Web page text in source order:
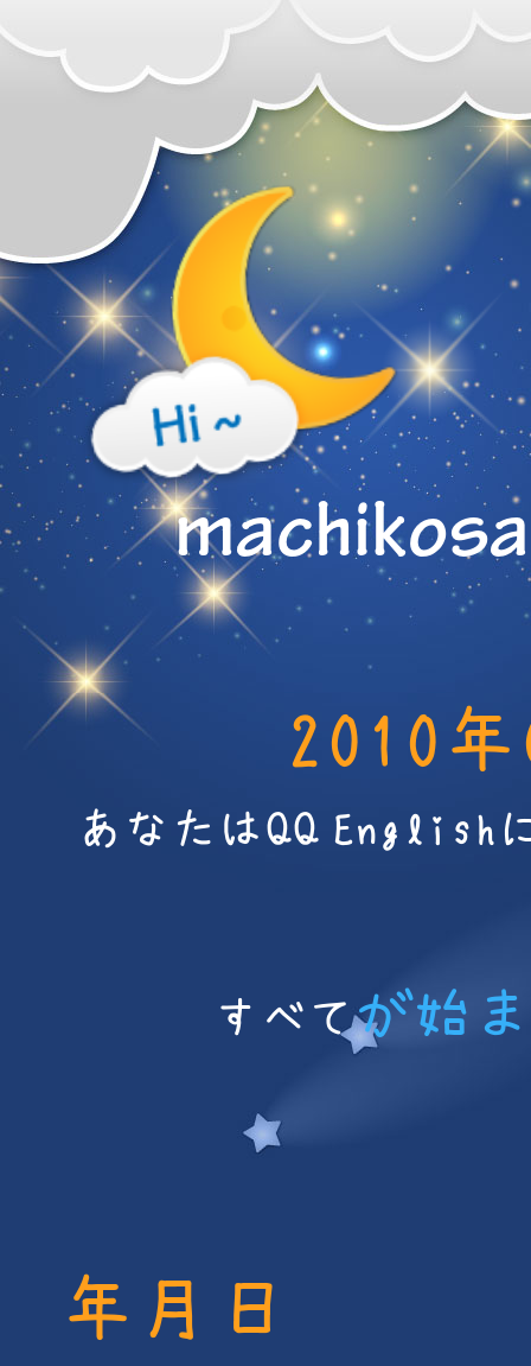
2010
あなたはQQ English
すべてが始
年月日